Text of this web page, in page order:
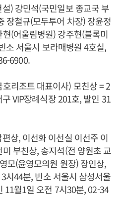
) 강민석(국민일보 종교국 부
장철규(모두투어 차장) 장윤정
(어울림병원) 강주현(블록미
소 서울시 보라매병원 4호실,
6900.
리조트 대표이사) 모친상 = 2
VIP장례식장 201호, 발인 31
상, 이선화 이선실 이선주 이
부친상, 송지석(전 양원초 교
모(윤영모의원 원장) 장인상,
시44분, 빈소 서울시 삼성서울
11월1일 오전 7시30분, 02-34